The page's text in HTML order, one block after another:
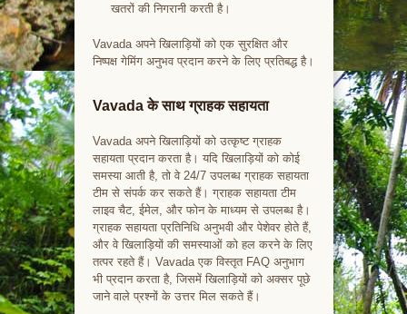
खतरों की निगरानी करती है।
Vavada अपने खिलाड़ियों को एक सुरक्षित और
निष्पक्ष गेमिंग अनुभव प्रदान करने के लिए प्रतिबद्ध है।
Vavada के साथ ग्राहक सहायता
Vavada अपने खिलाड़ियों को उत्कृष्ट ग्राहक
सहायता प्रदान करता है। यदि खिलाड़ियों को कोई
समस्या आती है, तो वे 24/7 उपलब्ध ग्राहक सहायता
टीम से संपर्क कर सकते हैं। ग्राहक सहायता टीम
लाइव चैट, ईमेल, और फोन के माध्यम से उपलब्ध है।
ग्राहक सहायता प्रतिनिधि अनुभवी और पेशेवर होते हैं,
और वे खिलाड़ियों की समस्याओं को हल करने के लिए
तत्पर रहते हैं। Vavada एक विस्तृत FAQ अनुभाग
भी प्रदान करता है, जिसमें खिलाड़ियों को अक्सर पूछे
जाने वाले प्रश्नों के उत्तर मिल सकते हैं।